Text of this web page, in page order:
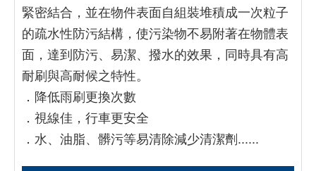
緊密結合，並在物件表面自組裝堆積成一次粒子
的疏水性防污結構，使污染物不易附著在物體表
面，達到防污、易潔、撥水的效果，同時具有高
耐刷與高耐候之特性。
．降低雨刷更換次數
．視線佳，行車更安全
．水、油脂、髒污等易清除減少清潔劑......